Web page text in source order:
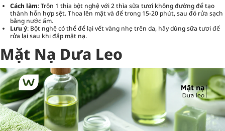
Cách làm: Trộn 1 thìa bột nghệ với 2 thìa sữa tươi không đường để tạo
thành hỗn hợp sệt. Thoa lên mặt và để trong 15-20 phút, sau đó rửa sạch
bằng nước ấm.
Lưu ý: Bột nghệ có thể để lại vết vàng nhẹ trên da, hãy dùng sữa tươi để
rửa lại sau khi đắp mặt nạ.
Mặt Nạ Dưa Leo